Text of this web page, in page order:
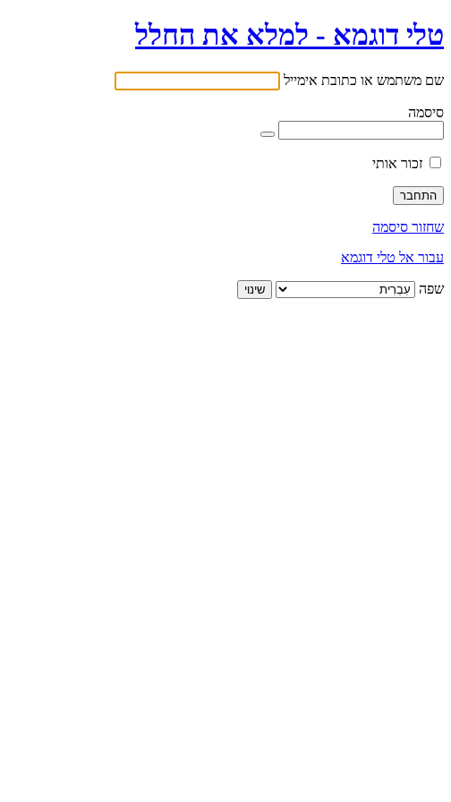
טלי דוגמא - למלא את החלל
שם משתמש או כתובת אימייל
סיסמה
זכור אותי
שחזור סיסמה
עבור אל טלי דוגמא
שפה